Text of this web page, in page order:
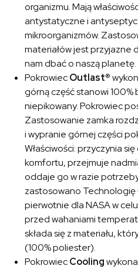
organizmu. Mają
antystatyczne i
mikroorganizmów.
materiałów jest przyjazne
nam dbać o naszą planetę.
PokrowiecOutlast®
górną część stanowi 100%
niepikowany. Pokrowiec
Zastosowanie zamka
i wypranie górnej części
Właściwości: przyczynia
komfortu, przejmuje
oddaje go w razie
zastosowano
pierwotnie dla NASA w
przed wahaniami
składa się z materiału,
(100% poliester).
PokrowiecCooling